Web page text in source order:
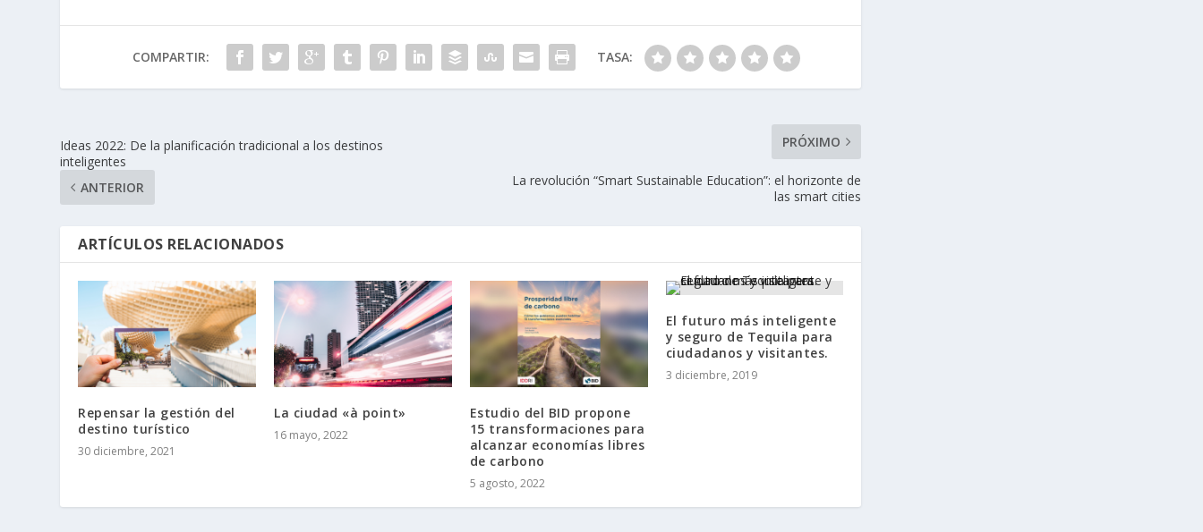
COMPARTIR: TASA:
Ideas 2022: De la planificación tradicional a los destinos
inteligentes
ANTERIOR
PRÓXIMO
La revolución “Smart Sustainable Education”: el horizonte de
las smart cities
ARTÍCULOS RELACIONADOS
Repensar la gestión del
destino turístico
30 diciembre, 2021
La ciudad «à point»
16 mayo, 2022
Estudio del BID propone
15 transformaciones para
alcanzar economías libres
de carbono
5 agosto, 2022
El futuro más inteligente
y seguro de Tequila para
ciudadanos y visitantes.
3 diciembre, 2019